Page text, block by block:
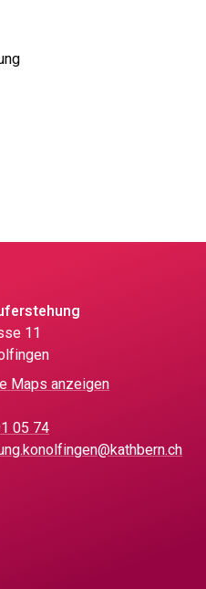
11
Maps anzeigen
05 74